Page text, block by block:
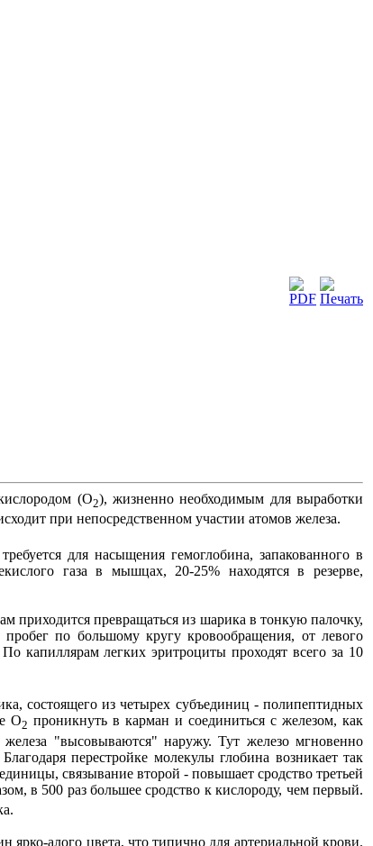
(О2), жизненно необходимым для выработки
при непосредственном участии атомов железа.
для насыщения гемоглобина, запакованного в
газа в мышцах, 20-25% находятся в резерве,
приходится превращаться из шарика в тонкую палочку,
по большому кругу кровообращения, от левого
капиллярам легких эритроциты проходят всего за 10
состоящего из четырех субъединиц - полипептидных
О2 проникнуть в карман и соединиться с железом, как
"высовываются" наружу. Тут железо мгновенно
перестройке молекулы глобина возникает так
связывание второй - повышает сродство третьей
в 500 раз большее сродство к кислороду, чем первый.
алого цвета, что типично для артериальной крови.